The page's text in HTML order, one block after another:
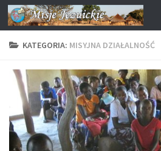
Przejdź do treści
KATEGORIA: MISYJNA DZIAŁALNOŚĆ